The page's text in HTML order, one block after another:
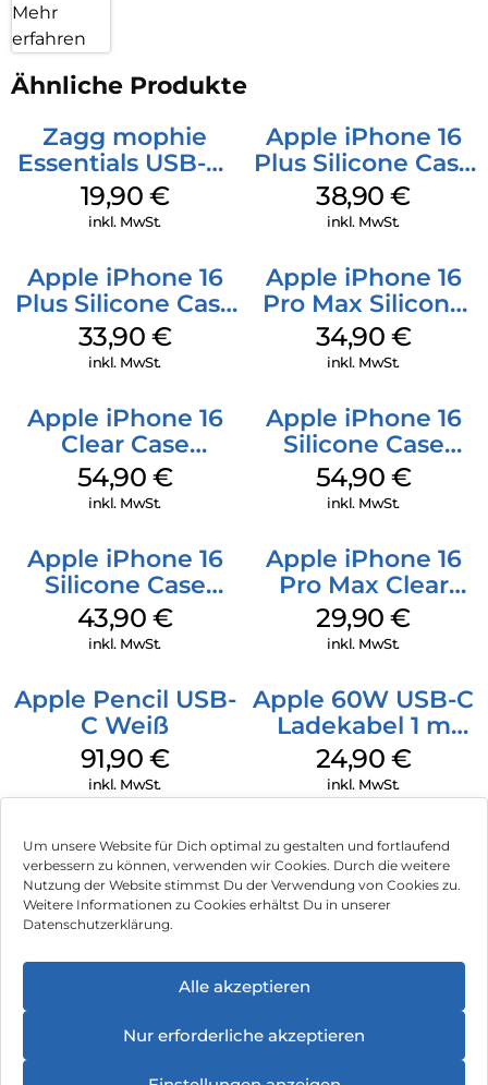
Um unsere Website für Dich optimal zu gestalten und fortlaufend
verbessern zu können, verwenden wir Cookies. Durch die weitere
Nutzung der Website stimmst Du der Verwendung von Cookies zu.
Weitere Informationen zu Cookies erhältst Du in unserer
Datenschutzerklärung.
Alle akzeptieren
Nur erforderliche akzeptieren
Mehr
erfahren
Ähnliche Produkte
Zagg mophie
Essentials USB-C-
20W Charger PD
Weiß
19,90 €
inkl. MwSt.
Apple iPhone 16
Plus Silicone Case
MagSafe Denim
38,90€
inkl. MwSt.
Apple iPhone 16
Plus Silicone Case
MagSafe Lake
Green
33,90 €
inkl. MwSt.
Apple iPhone 16
Pro Max Silicone
Case MagSafe
Denim
34,90 €
inkl. MwSt.
Apple iPhone 16
Clear Case
MagSafe
Transparent
54,90 €
inkl. MwSt.
Apple iPhone 16
Silicone Case
MagSafe Lake
Green
54,90 €
inkl. MwSt.
Apple iPhone 16
Silicone Case
MagSafe Plum
43,90 €
inkl. MwSt.
Apple iPhone 16
Pro Max Clear
Case MagSafe
Transparent
29,90€
inkl. MwSt.
Apple Pencil USB-
C Weiß
91,90 €
inkl. MwSt.
Apple 60W USB-C
Ladekabel 1 m
Weiß
24,90 €
inkl. MwSt.
Impressum
Hinweis zur Batterieentsorgung